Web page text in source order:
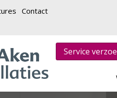
Contact
Service